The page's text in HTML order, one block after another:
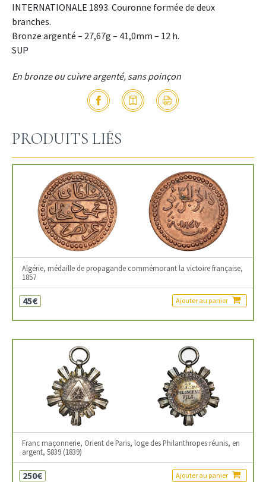
INTERNATIONALE 1893. Couronne formée de deux
branches.
Bronze argenté – 27,67g – 41,0mm – 12 h.
SUP
En bronze ou cuivre argenté, sans poinçon
PRODUITS LIÉS
Algérie, médaille de propagande commémorant la victoire française,
1857
45€ Ajouter au panier
Franc maçonnerie, Orient de Paris, loge des Philanthropes réunis, en
argent, 5839 (1839)
250€ Ajouter au panier